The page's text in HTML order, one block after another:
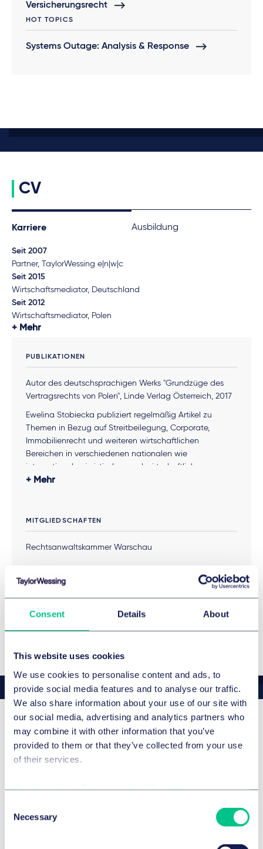
Consent Details About
This website uses cookies
We use cookies to personalise content and ads, to
provide social media features and to analyse our traffic.
We also share information about your use of our site with
our social media, advertising and analytics partners who
may combine it with other information that you’ve
provided to them or that they’ve collected from your use
of their services.
Selection
Necessary
Versicherungsrecht
HOT TOPICS
Systems Outage: Analysis & Response
CV
Karriere Ausbildung
Seit 2007
Partner, TaylorWessing e|n|w|c
Seit 2015
Wirtschaftsmediator, Deutschland
Seit 2012
Wirtschaftsmediator, Polen
Mehr
PUBLIKATIONEN
Autor des deutschsprachigen Werks "Grundzüge des
Vertragsrechts von Polen", Linde Verlag Österreich, 2017
Ewelina Stobiecka publiziert regelmäßig Artikel zu
Themen in Bezug auf Streitbeilegung, Corporate,
Immobilienrecht und weiteren wirtschaftlichen
Bereichen in verschiedenen nationalen wie
internationalen juristischen und wirtschaftlichen
Fachmagazinen. Sie ist seit vielen Jahren in namhaften
juristischen Fragen zur Geschäftstätigkeit in Polen
vertreten. Darüber hinaus veröffentlicht sie als bekannte
Expertin der polnischen Retail-Industrie laufend Artikel
2004 Korrespondent der Weltbank für den "Doing
Business Report" in Polen.
Mehr
MITGLIEDSCHAFTEN
Rechtsanwaltskammer Warschau
FREMDSPRACHEN
Englisch
Deutsch
Awards